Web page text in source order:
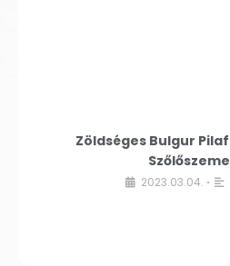
Zöldséges Bulgur
2023.03.04. •